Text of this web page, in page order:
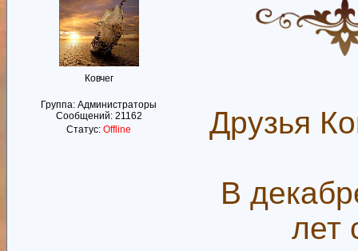
Ковчег
Группа: Администраторы
Сообщений: 21162
Статус: Offline Друзья
В
лет